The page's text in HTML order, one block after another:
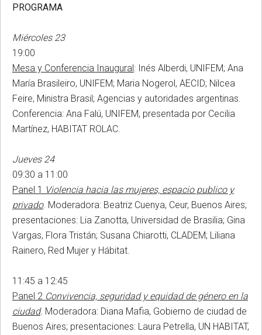
PROGRAMA
Miércoles 23
19:00
Mesa y Conferencia Inaugural: Inés Alberdi, UNIFEM; Ana
María Brasileiro, UNIFEM; Maria Nogerol, AECID; Nilcea
Feire, Ministra Brasil; Agencias y autoridades argentinas.
Conferencia: Ana Falú, UNIFEM, presentada por Cecilia
Martínez, HABITAT ROLAC.
Jueves 24
09:30 a 11:00
Panel 1 Violencia hacia las mujeres, espacio publico y
privado. Moderadora: Beatriz Cuenya, Ceur, Buenos Aires;
presentaciones: Lia Zanotta, Universidad de Brasilia; Gina
Vargas, Flora Tristán; Susana Chiarotti, CLADEM; Liliana
Rainero, Red Mujer y Hábitat.
11:45 a 12:45
Panel 2 Convivencia, seguridad y equidad de género en la
ciudad. Moderadora: Diana Mafia, Gobierno de ciudad de
Buenos Aires; presentaciones: Laura Petrella, UN HABITAT,